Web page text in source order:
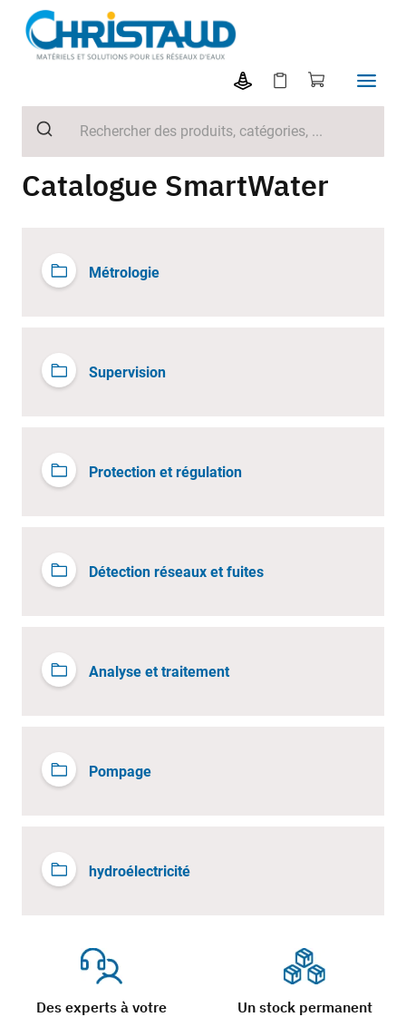
Catalogue SmartWater
Métrologie
Supervision
Protection et régulation
Détection réseaux et fuites
Analyse et traitement
Pompage
hydroélectricité
Des experts à votre
Un stock permanent